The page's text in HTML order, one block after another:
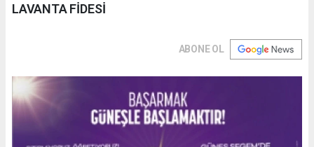
LAVANTA FİDESİ
ABONE OL